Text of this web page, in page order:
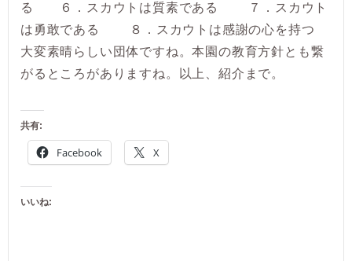
る ６．スカウトは質素である ７．スカウト
は勇敢である ８．スカウトは感謝の心を持つ
大変素晴らしい団体ですね。本園の教育方針とも繋
がるところがありますね。以上、紹介まで。
共有:
Facebook X
いいね: